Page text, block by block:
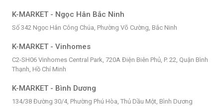
K-MARKET - Ngọc Hân Bắc Ninh
Số 342 Ngọc Hân Công Chúa, Phường Võ Cường, Bắc Ninh
K-MARKET - Vinhomes
C2-SH06 Vinhomes Central Park, 720A Điện Biên Phủ, P. 22, Quận Bình
Thạnh, Hồ Chí Minh
K-MARKET - Bình Dương
134/38 Đường 30/4, Phường Phú Hòa, Thủ Dầu Một, Bình Dương